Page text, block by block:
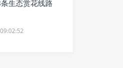
生态赏花线路